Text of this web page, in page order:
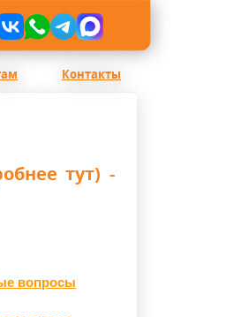
Контакты
тут) -
вопросы